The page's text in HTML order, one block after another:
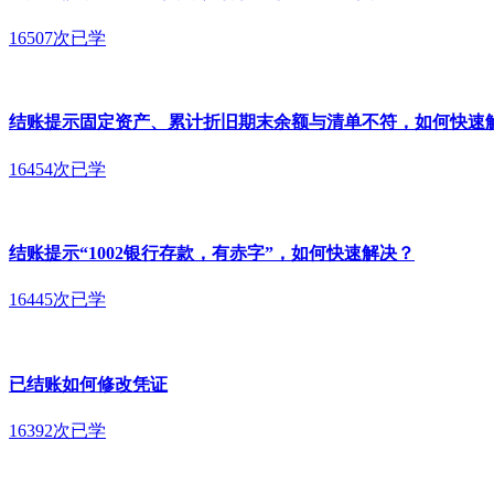
16507次已学
结账提示固定资产、累计折旧期末余额与清单不符，如何快速
16454次已学
结账提示“1002银行存款，有赤字”，如何快速解决？
16445次已学
已结账如何修改凭证
16392次已学